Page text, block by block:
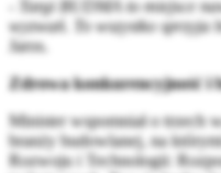
- Targi BUDMA to miejsce
wyzwań. To wszystko sprzyja
Jaros.
Zdrowa konkurencyjność i
Minister wspomniał o trzech
branży budowlanej, na
Rozwoju i Technologii: